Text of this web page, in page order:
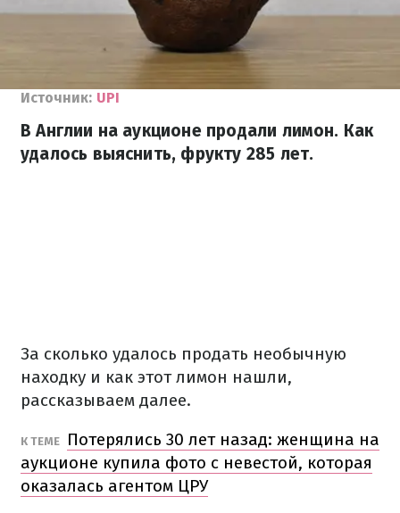
Источник: UPI
В Англии на аукционе продали лимон. Как
удалось выяснить, фрукту 285 лет.
За сколько удалось продать необычную
находку и как этот лимон нашли,
рассказываем далее.
К ТЕМЕ
Потерялись 30 лет назад: женщина на
аукционе купила фото с невестой, которая
оказалась агентом ЦРУ